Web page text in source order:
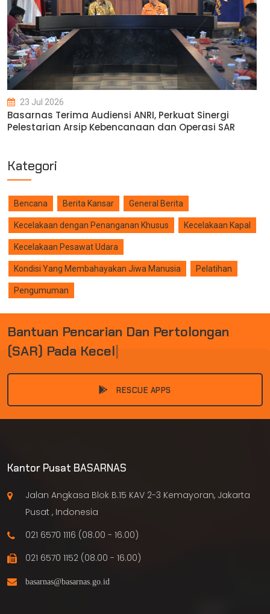
23 Jul 2026
Basarnas Terima Audiensi ANRI, Perkuat Sinergi
Pelestarian Arsip Kebencanaan dan Operasi SAR
Kategori
Bencana Berita Kansar General Berita
Kecelakaan dengan Penanganan Khusus Kecelakaan Kapal
Kecelakaan Pesawat Udara
Kondisi Yang Membahayakan Jiwa Manusia Pelatihan
Pengumuman
BANTUAN PENCARIAN DAN PERTOLONGAN
(SAR) PADA KECELA
RESCUE APPS
Kantor Pusat BASARNAS
Jalan Angkasa Blok B.15 KAV 2-3 Kemayoran, Jakarta
Pusat , Indonesia
021 6570 1116 (08.00 - 16.00)
021 6570 1152 (08.00 - 16.00)